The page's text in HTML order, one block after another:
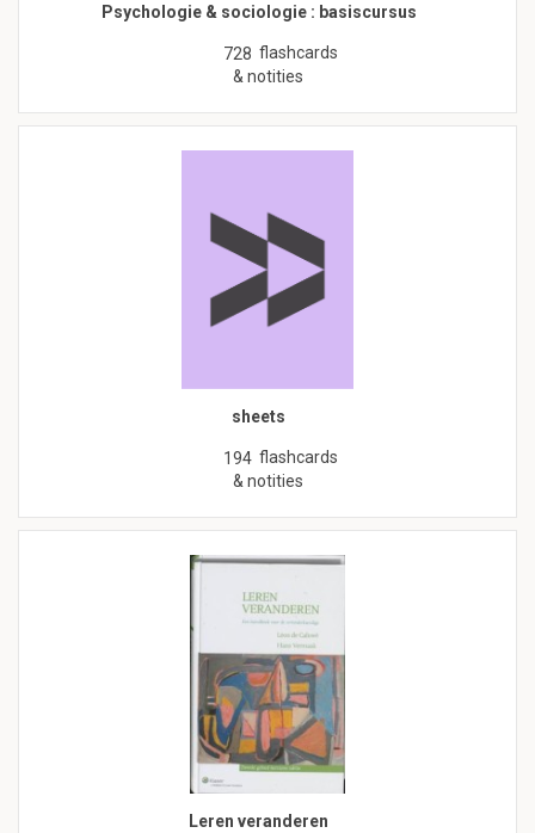
Psychologie & sociologie : basiscursus
728 flashcards
& notities
sheets
194 flashcards
& notities
Leren veranderen